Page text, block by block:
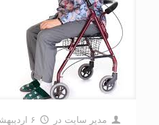
مدیر سایت در
۶ اردیبهشت ۱۴۰۵